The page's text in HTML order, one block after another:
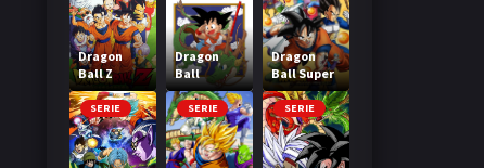
Dragon
Ball Z
Dragon
Ball
Dragon
Ball Super
SERIE SERIE SERIE